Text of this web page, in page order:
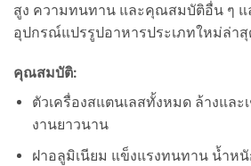
สูง ความทนทาน และคุณสมบัติอื่น ๆ แ
อุปกรณ์แปรรูปอาหารประเภทใหม่ล่า
คุณสมบัติ:
ตัวเครื่องสแตนเลสทั้งหมด ล้างและ
งานยาวนาน
ฝาอลูมิเนียม แข็งแรงทนทาน น้ำหนั